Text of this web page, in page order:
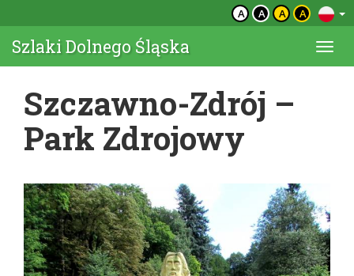
A A A A
Szlaki Dolnego Śląska
Szczawno-Zdrój –
Park Zdrojowy